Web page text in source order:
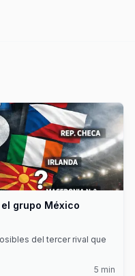
grupo México
del tercer rival que
5 min